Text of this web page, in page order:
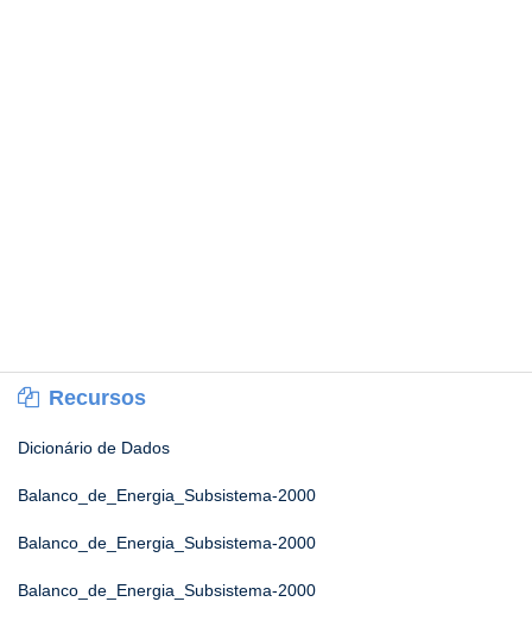
Recursos
Dicionário de Dados
Balanco_de_Energia_Subsistema-2000
Balanco_de_Energia_Subsistema-2000
Balanco_de_Energia_Subsistema-2000